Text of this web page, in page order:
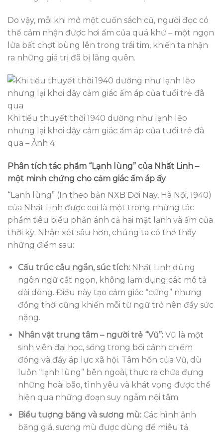
Do vậy, mỗi khi mở một cuốn sách cũ, người đọc có
thể cảm nhận được hơi ấm của quá khứ – một ngọn
lửa bất chợt bùng lên trong trái tim, khiến ta nhận
ra những giá trị đã bị lãng quên.
Khi tiểu thuyết thời 1940 dường như lạnh lẽo
nhưng lại khơi dậy cảm giác ấm áp của tuổi trẻ đã
qua – Ảnh 4
Phân tích tác phẩm “Lạnh lùng” của Nhất Linh –
một minh chứng cho cảm giác ấm áp ấy
“Lạnh lùng” (In theo bản NXB Đời Nay, Hà Nội, 1940)
của Nhất Linh được coi là một trong những tác
phẩm tiêu biểu phản ánh cả hai mặt lạnh và ấm của
thời kỳ. Nhận xét sâu hơn, chúng ta có thể thấy
những điểm sau:
Cấu trúc câu ngắn, súc tích:Nhất Linh dùng
ngôn ngữ cắt ngọn, không lạm dụng các mô tả
dài dòng. Điều này tạo cảm giác “cứng” nhưng
đồng thời cũng khiến mỗi từ ngữ trở nên đầy sức
nặng.
Nhân vật trung tâm – người trẻ “Vũ”:Vũ là một
sinh viên đại học, sống trong bối cảnh chiếm
đóng và đầy áp lực xã hội. Tâm hồn của Vũ, dù
luôn “lạnh lùng” bên ngoài, thực ra chứa đựng
những hoài bão, tình yêu và khát vọng được thể
hiện qua những đoạn suy ngẫm nội tâm.
Biểu tượng băng và sương mù:Các hình ảnh
băng giá, sương mù được dùng để miêu tả